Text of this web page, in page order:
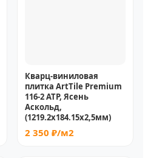
Кварц-виниловая
плитка ArtTile Premium
116-2 ATP, Ясень
Аскольд,
(1219.2х184.15x2,5мм)
2 350 ₽/м2